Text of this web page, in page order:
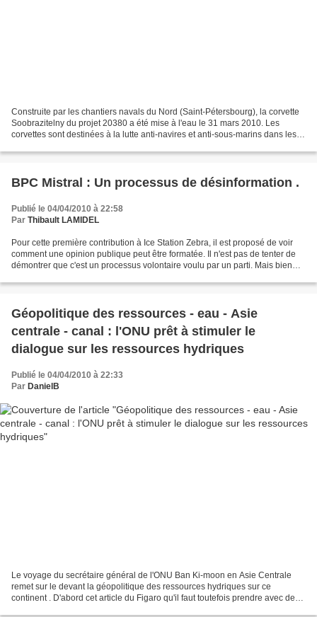
Construite par les chantiers navals du Nord (Saint-Pétersbourg), la corvette
Soobrazitelny du projet 20380 a été mise à l'eau le 31 mars 2010. Les
corvettes sont destinées à la lutte anti-navires et anti-sous-marins dans les
BPC Mistral : Un processus de désinformation .
Publié le 04/04/2010 à 22:58
Par Thibault LAMIDEL
Pour cette première contribution à Ice Station Zebra, il est proposé de voir
comment une opinion publique peut être formatée. Il n'est pas de tenter de
démontrer que c'est un processus volontaire voulu par un parti. Mais bien
Géopolitique des ressources - eau - Asie
centrale - canal : l'ONU prêt à stimuler le
dialogue sur les ressources hydriques
Publié le 04/04/2010 à 22:33
Par DanielB
Le voyage du secrétaire général de l'ONU Ban Ki-moon en Asie Centrale
remet sur le devant la géopolitique des ressources hydriques sur ce
continent . D'abord cet article du Figaro qu'il faut toutefois prendre avec des